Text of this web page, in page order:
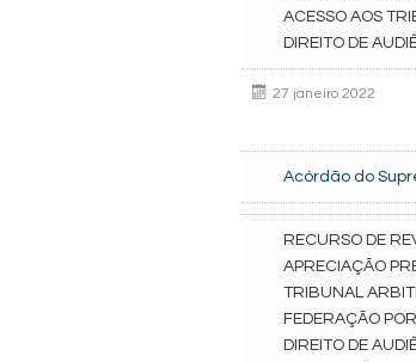
ACESSO AOS
DIREITO DE
27 janeiro 2022
Acórdão do
RECURSO DE
APRECIAÇÃO
TRIBUNAL
FEDERAÇÃO
DIREITO DE